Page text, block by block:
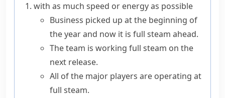
with as much speed or energy as possible
Business picked up at the beginning of
the year and now it is full steam ahead.
The team is working full steam on the
next release.
All of the major players are operating at
full steam.